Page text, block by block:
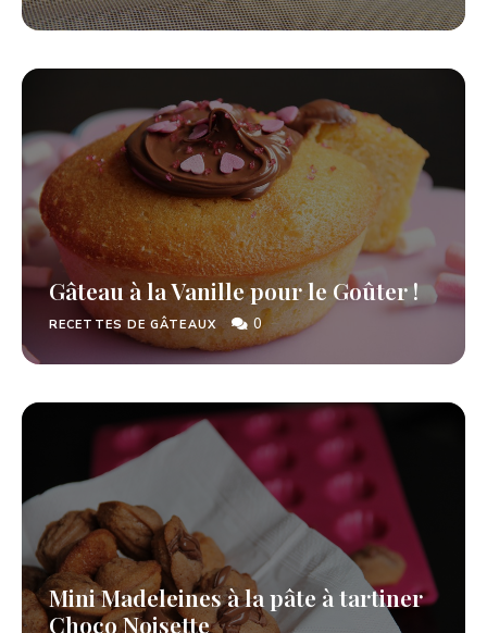
Gâteau à la Vanille pour le Goûter !
RECETTES DE GÂTEAUX 0
Mini Madeleines à la pâte à tartiner
Choco Noisette